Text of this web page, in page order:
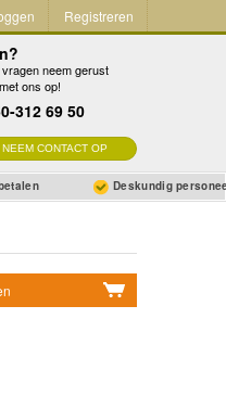
Registreren
neem gerust
ons op!
312 69 50
NEEM CONTACT OP
Deskundig